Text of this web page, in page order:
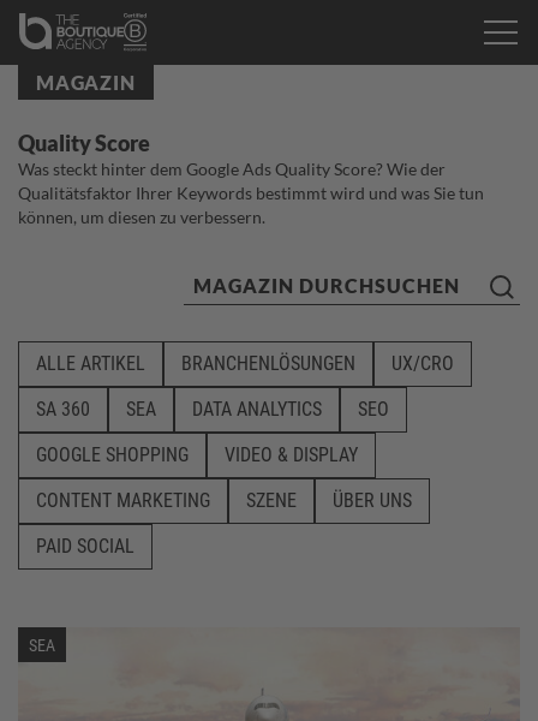
MAGAZIN
Quality Score
Was steckt hinter dem Google Ads Quality Score? Wie der
Qualitätsfaktor Ihrer Keywords bestimmt wird und was Sie tun
können, um diesen zu verbessern.
ALLE ARTIKEL BRANCHENLÖSUNGEN
UX/CRO
SA 360
SEA DATA ANALYTICS
SEO
GOOGLE SHOPPING
VIDEO & DISPLAY
CONTENT MARKETING
SZENE
ÜBER UNS
PAID SOCIAL
SEA